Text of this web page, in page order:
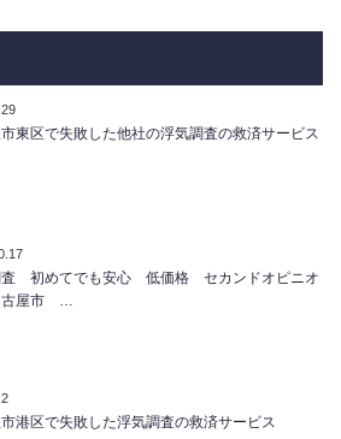
東区で失敗した他社の浮気調査の救済サービス
査 初めてでも安心 低価格 セカンドオピニオ
屋市 …
港区で失敗した浮気調査の救済サービス